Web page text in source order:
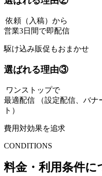
依頼（入稿）から
営業3日間で即配信
駆け込み販促もおまかせ
選ばれる理由③
ワンストップで
最適配信
（設定配信、バ
ト）
費用対効果を追求
CONDITIONS
料金・利用条件に